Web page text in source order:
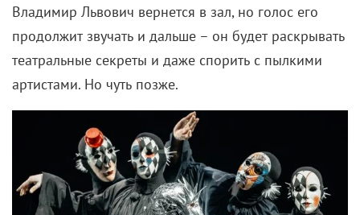
Владимир Львович вернется в зал, но голос его
продолжит звучать и дальше – он будет раскрывать
театральные секреты и даже спорить с пылкими
артистами. Но чуть позже.